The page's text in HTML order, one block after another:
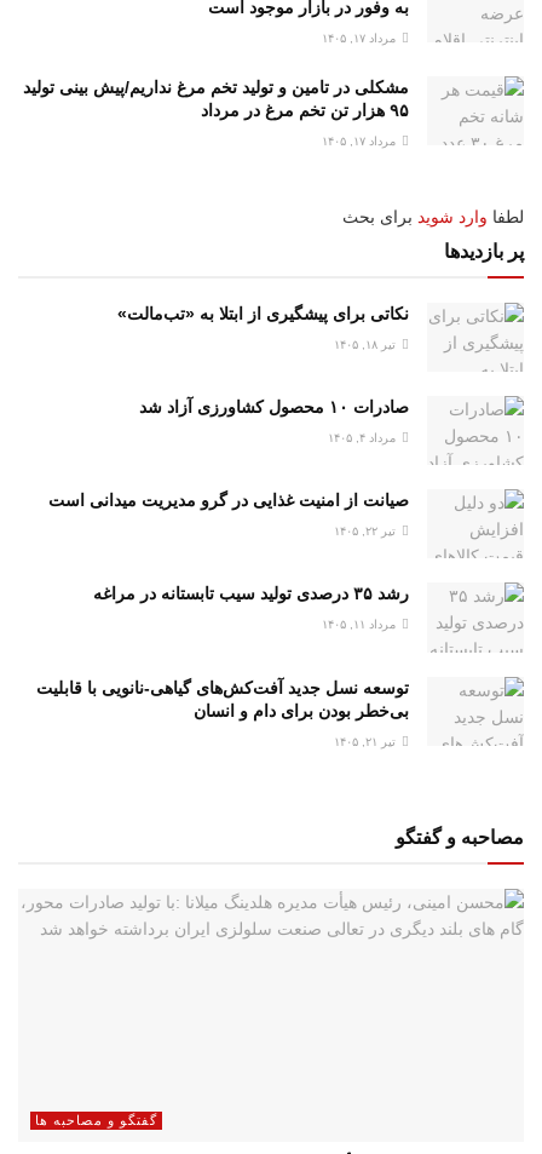
به وفور در بازار موجود است
مرداد ۱۷, ۱۴۰۵
مشکلی در تامین و تولید تخم مرغ نداریم/پیش بینی تولید
۹۵ هزار تن تخم مرغ در مرداد
مرداد ۱۷, ۱۴۰۵
لطفا وارد شوید برای بحث
پر بازدیدها
نکاتی برای پیشگیری از ابتلا به «تب‌مالت»
تیر ۱۸, ۱۴۰۵
صادرات ۱۰ محصول کشاورزی آزاد شد
مرداد ۴, ۱۴۰۵
صیانت از امنیت غذایی در گرو مدیریت میدانی است
تیر ۲۲, ۱۴۰۵
رشد ۳۵ درصدی تولید سیب تابستانه در مراغه
مرداد ۱۱, ۱۴۰۵
توسعه نسل جدید آفت‌کش‌های گیاهی-نانویی با قابلیت
بی‌خطر بودن برای دام و انسان
تیر ۲۱, ۱۴۰۵
مصاحبه و گفتگو
گفتگو و مصاحبه ها